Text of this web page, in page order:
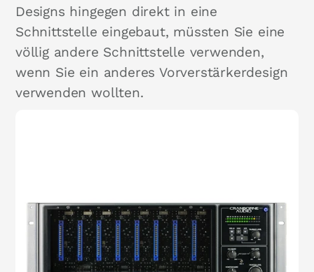
Designs hingegen direkt in eine
Schnittstelle eingebaut, müssten Sie eine
völlig andere Schnittstelle verwenden,
wenn Sie ein anderes Vorverstärkerdesign
verwenden wollten.